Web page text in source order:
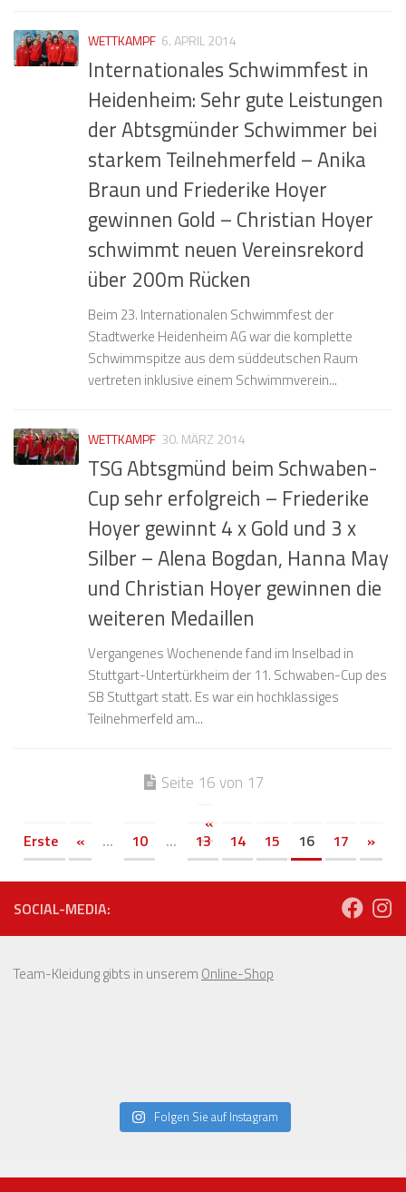
WETTKAMPF 6. APRIL 2014
Internationales Schwimmfest in
Heidenheim: Sehr gute Leistungen
der Abtsgmünder Schwimmer bei
starkem Teilnehmerfeld – Anika
Braun und Friederike Hoyer
gewinnen Gold – Christian Hoyer
schwimmt neuen Vereinsrekord
über 200m Rücken
Beim 23. Internationalen Schwimmfest der
Stadtwerke Heidenheim AG war die komplette
Schwimmspitze aus dem süddeutschen Raum
vertreten inklusive einem Schwimmverein...
WETTKAMPF 30. MÄRZ 2014
TSG Abtsgmünd beim Schwaben-
Cup sehr erfolgreich – Friederike
Hoyer gewinnt 4 x Gold und 3 x
Silber – Alena Bogdan, Hanna May
und Christian Hoyer gewinnen die
weiteren Medaillen
Vergangenes Wochenende fand im Inselbad in
Stuttgart-Untertürkheim der 11. Schwaben-Cup des
SB Stuttgart statt. Es war ein hochklassiges
Teilnehmerfeld am...
Seite 16 von 17
«
Erste
« ... 10 ... 13 14 15 16 17 »
SOCIAL-MEDIA:
Team-Kleidung gibts in unserem Online-Shop
Folgen Sie auf Instagram